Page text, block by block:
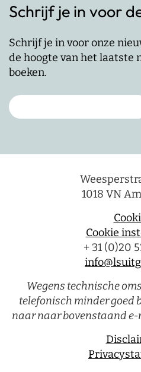
Schrijf je in voor
Schrijf je in voor onze
de hoogte van het laatste
boeken.
1018 VN
Cookie
+ 31 (0)20
Wegens technische
telefonisch minder goed
naar naar bovenstaand